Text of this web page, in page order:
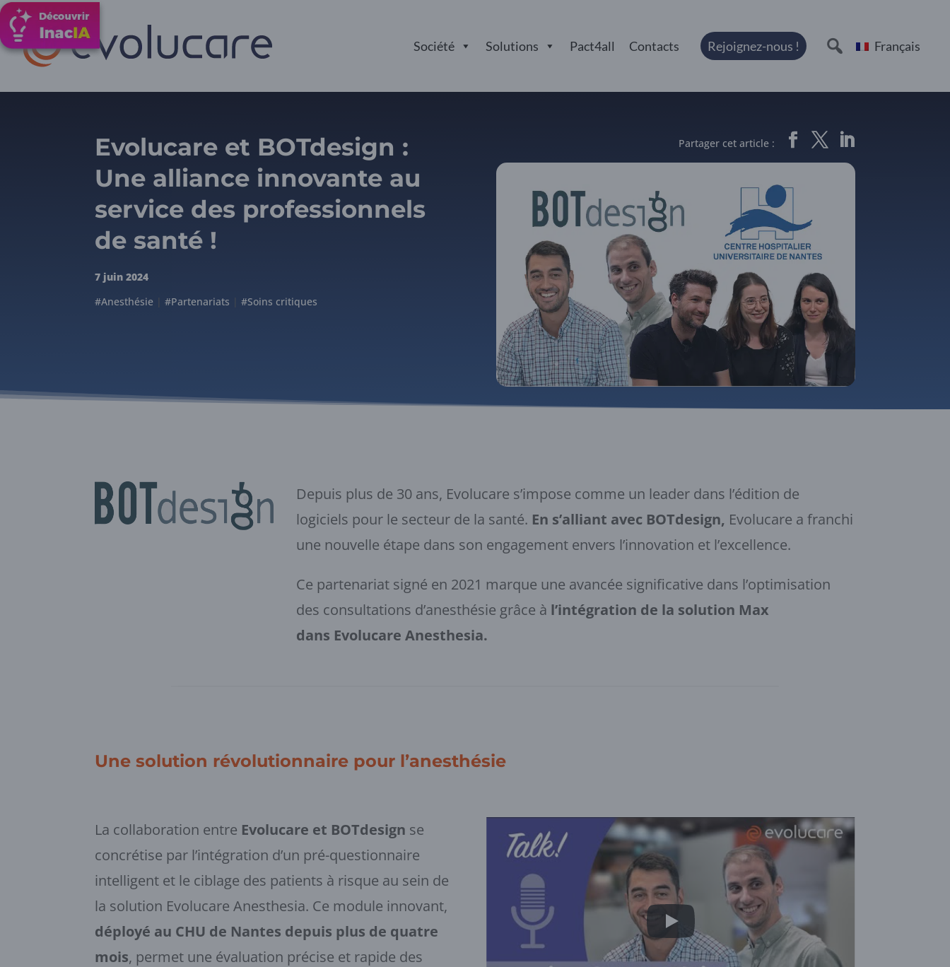
Société Solutions Pact4all Contacts Rejoignez-nous ! Français
Evolucare et BOTdesign :
Une alliance innovante au
service des professionnels
de santé !
7 juin 2024
#Anesthésie |#Partenariats |#Soins critiques
Partager cet article :
Depuis plus de 30 ans, Evolucare s’impose comme un leader dans l’édition de
logiciels pour le secteur de la santé. En s’alliant avec BOTdesign, Evolucare a franchi
une nouvelle étape dans son engagement envers l’innovation et l’excellence.
Ce partenariat signé en 2021 marque une avancée significative dans l’optimisation
des consultations d’anesthésie grâce à l’intégration de la solution Max
dans Evolucare Anesthesia.
Une solution révolutionnaire pour l’anesthésie
La collaboration entre Evolucare et BOTdesign se
concrétise par l’intégration d’un pré-questionnaire
intelligent et le ciblage des patients à risque au sein de
la solution Evolucare Anesthesia. Ce module innovant,
déployé au CHU de Nantes depuis plus de quatre
mois, permet une évaluation précise et rapide des